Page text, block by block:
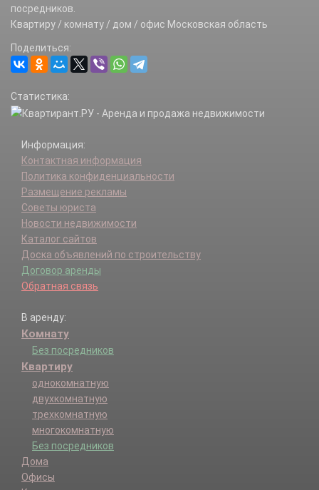
посредников.
Квартиру / комнату / дом / офис Московская область
Поделиться:
Статистика:
Информация:
Контактная информация
Политика конфиденциальности
Размещение рекламы
Советы юриста
Новости недвижимости
Каталог сайтов
Доска объявлений по строительству
Договор аренды
Обратная связь
В аренду:
Комнату
Без посредников
Квартиру
однокомнатную
двухкомнатную
трехкомнатную
многокомнатную
Без посредников
Дома
Офисы